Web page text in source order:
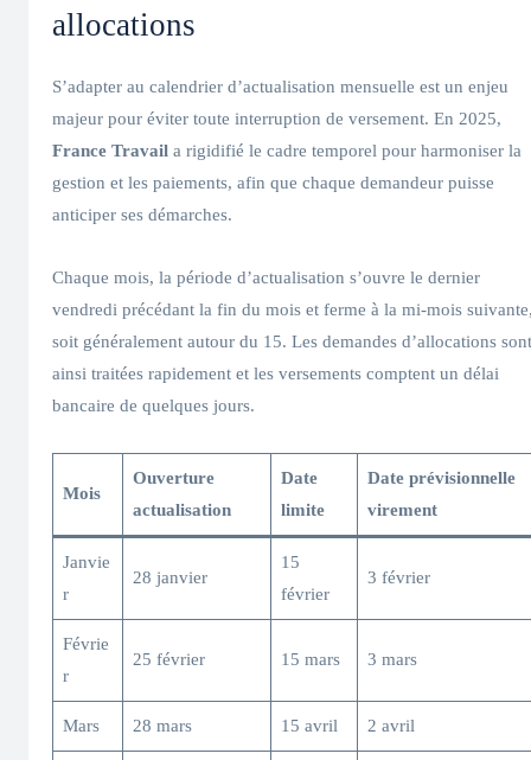
allocations
S’adapter au calendrier d’actualisation mensuelle est un enjeu
majeur pour éviter toute interruption de versement. En 2025,
France Travail a rigidifié le cadre temporel pour harmoniser la
gestion et les paiements, afin que chaque demandeur puisse
anticiper ses démarches.
Chaque mois, la période d’actualisation s’ouvre le dernier
vendredi précédant la fin du mois et ferme à la mi-mois
soit généralement autour du 15. Les demandes d’allocations sont
ainsi traitées rapidement et les versements comptent un délai
bancaire de quelques jours.
Mois
Ouverture
actualisation
Date
limite
Date prévisionnelle
virement
Janvie
r
28 janvier
15
février
3 février
Févrie
r
25 février 15 mars 3 mars
Mars 28 mars 15 avril 2 avril